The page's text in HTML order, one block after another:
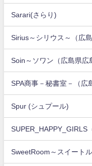
Sarari(さらり)
Sirius～シリウス～（広
Soin～ソワン（広島県広
SPA商事－秘書室－（広
Spur (シュプール)
SUPER_HAPPY_GIRLS
SweetRoom～スイート